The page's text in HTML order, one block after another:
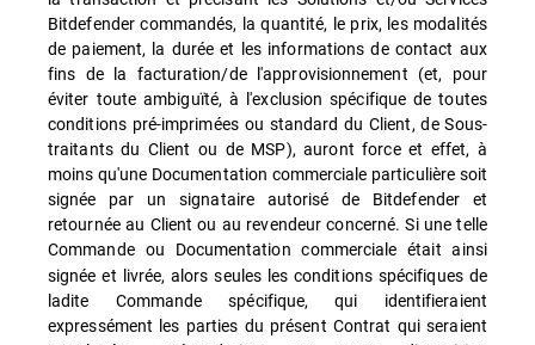
Bitdefender commandés, la quantité, le prix, les modalités
de paiement, la durée et les informations de contact aux
fins de la facturation/de l'approvisionnement (et, pour
éviter toute ambiguïté, à l'exclusion spécifique de toutes
conditions pré-imprimées ou standard du Client, de Sous-
traitants du Client ou de MSP), auront force et effet, à
moins qu'une Documentation commerciale particulière soit
signée par un signataire autorisé de Bitdefender et
retournée au Client ou au revendeur concerné. Si une telle
Commande ou Documentation commerciale était ainsi
signée et livrée, alors seules les conditions spécifiques de
ladite Commande spécifique, qui identifieraient
expressément les parties du présent Contrat qui seraient